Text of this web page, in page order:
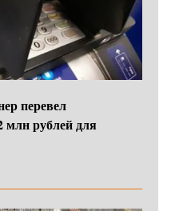
перевел
млн рублей для